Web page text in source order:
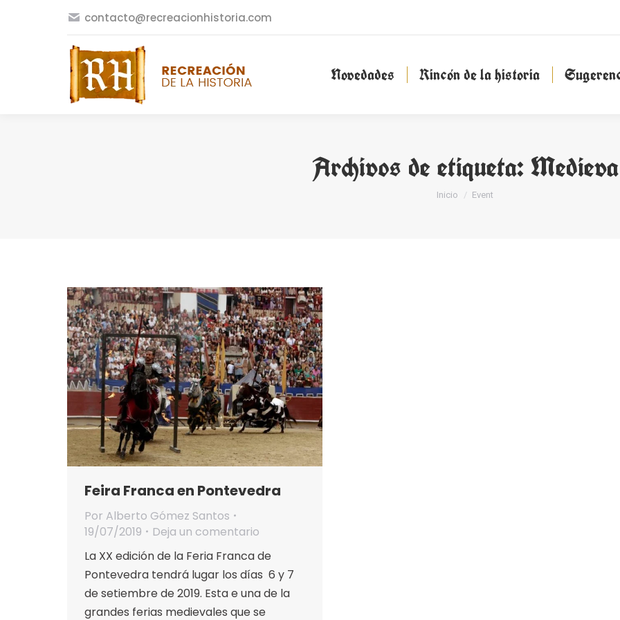
contacto@recreacionhistoria.com
Novedades Rincón de la historia
Archivos de etiqueta:Medieva
Estás aquí:
Inicio Event
Feira Franca en Pontevedra
Por Alberto Gómez Santos
19/07/2019
Deja un comentario
La XX edición de la Feria Franca de
Pontevedra tendrá lugar los días 6 y 7
de setiembre de 2019. Esta e una de la
grandes ferias medievales que se
Novedades Rincón de la historia